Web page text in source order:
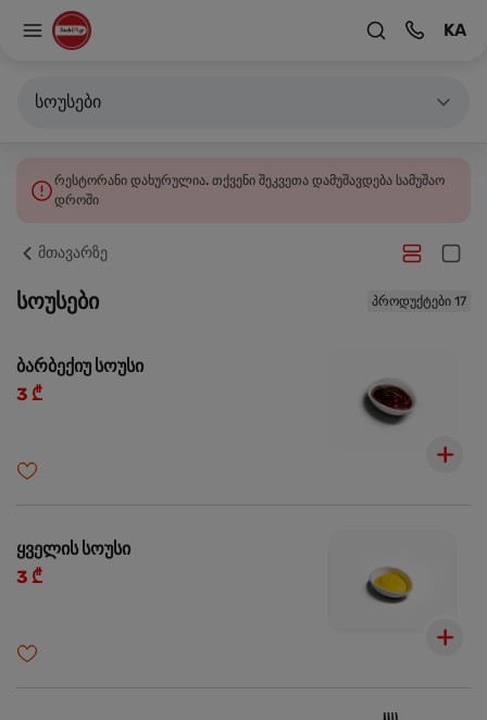
KA
სოუსები
რესტორანი დახურულია. თქვენი შეკვეთა დამუშავდება სამუშაო
დროში
მთავარზე
სოუსები პროდუქტები 17
ბარბექიუ სოუსი
3 ₾
ყველის სოუსი
3 ₾